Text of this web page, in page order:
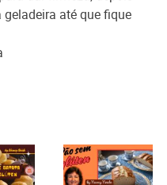
até que fique